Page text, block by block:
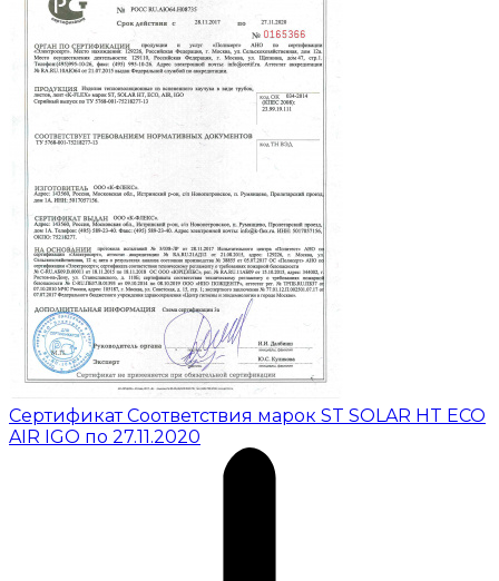
Сертификат Соответствия марок ST SOLAR HT ECO
AIR IGO по 27.11.2020